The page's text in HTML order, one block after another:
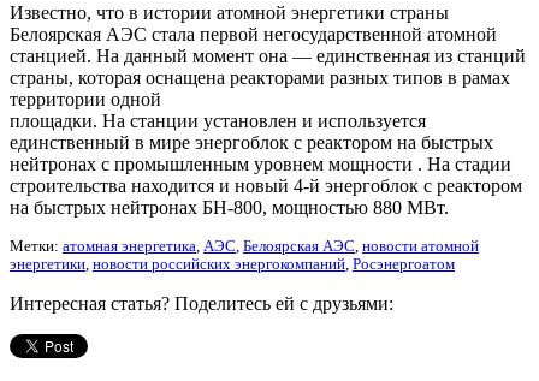
Известно, что в истории атомной энергетики страны
Белоярская АЭС стала первой негосударственной атомной
станцией. На данный момент она — единственная из станций
страны, которая оснащена реакторами разных типов в рамах
территории одной
площадки. На станции установлен и используется
единственный в мире энергоблок с реактором на быстрых
нейтронах с промышленным уровнем мощности . На стадии
строительства находится и новый 4-й энергоблок с реактором
на быстрых нейтронах БН-800, мощностью 880 МВт.
Метки: атомная энергетика, АЭС, Белоярская АЭС, новости атомной
энергетики, новости российских энергокомпаний, Росэнергоатом
Интересная статья? Поделитесь ей с друзьями: